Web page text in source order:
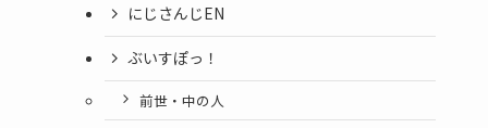
にじさんじEN
ぶいすぽっ！
前世・中の人